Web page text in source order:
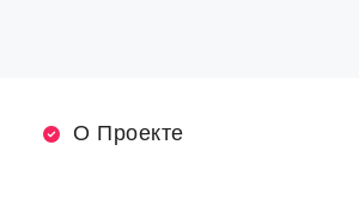
О Проекте